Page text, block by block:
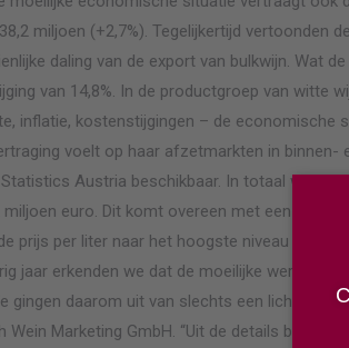
miljoen (+2,7%). Tegelijkertijd vertoonden
daling van de export van bulkwijn. Wat
van 14,8%. In de productgroep van witte
inflatie, kostenstijgingen – de economische
voelt op haar afzetmarkten in
Austria beschikbaar. In totaal werd
miljoen euro. Dit komt overeen met een
prijs per liter naar het hoogste niveau tot nu
jaar erkenden we dat de moeilijke
gingen daarom uit van slechts een lichte
Wein Marketing GmbH. “Uit de details blijkt